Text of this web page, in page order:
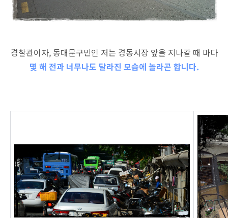
경찰관이자, 동대문구민인 저는 경동시장 앞을 지나갈 때 마다
몇 해 전과 너무나도 달라진 모습에 놀라곤 합니다.